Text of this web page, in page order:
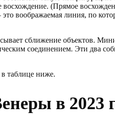
(Прямое
воображаемая линия, по
сближение объектов.
соединением. Эти два
таблице ниже.
в 2023